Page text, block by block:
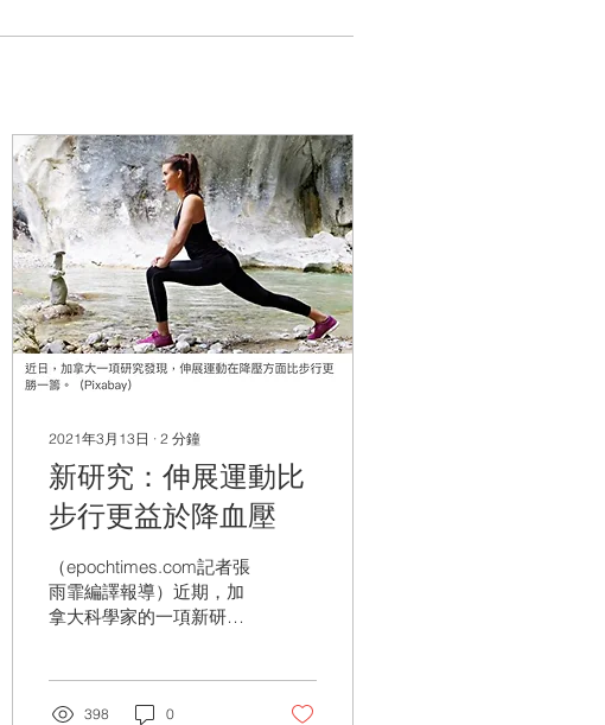
2021年3月13日 ∙ 2 分鐘
新研究：伸展運動比
步行更益於降血壓
（epochtimes.com記者張
雨霏編譯報導）近期，加
拿大科學家的一項新研究
根據美國疾病控制與預防
398 0